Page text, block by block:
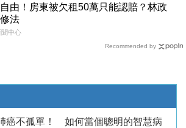
由！房東被欠租50萬只能認賠？林政
法
聞中心
Recommended by
癌不孤單！ 如何當個聰明的智慧病